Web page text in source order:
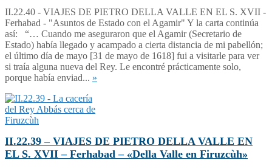
II.22.40 - VIAJES DE PIETRO DELLA VALLE EN EL S. XVII -
Ferhabad - "Asuntos de Estado con el Agamir" Y la carta continúa
así: “… Cuando me aseguraron que el Agamir (Secretario de
Estado) había llegado y acampado a cierta distancia de mi pabellón;
el último día de mayo [31 de mayo de 1618] fui a visitarle para ver
si traía alguna nueva del Rey. Le encontré prácticamente solo,
porque había enviad... »
II.22.39 – VIAJES DE PIETRO DELLA VALLE EN
EL S. XVII – Ferhabad – «Della Valle en Firuzcùh»